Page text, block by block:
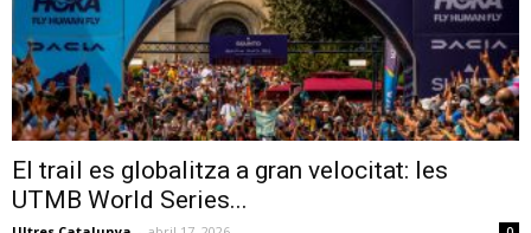
El trail es globalitza a gran velocitat: les
UTMB World Series...